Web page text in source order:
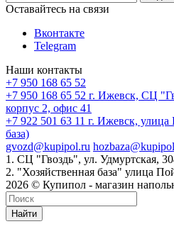
Оставайтесь на связи
Вконтакте
Telegram
Наши контакты
+7 950 168 65 52
+7 950 168 65 52 г. Ижевск, СЦ
корпус 2, офис 41
+7 922 501 63 11 г. Ижевск, улица
база)
gvozd@kupipol.ru
1. СЦ "Гвоздь", ул. Удмуртская,
2. "Хозяйственная база" улица
2026 © Купипол - магазин
Найти